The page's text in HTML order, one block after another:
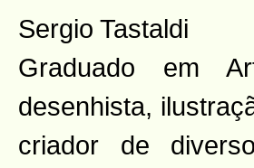
Sergio Tastaldi
Graduado em
desenhista,
criador de